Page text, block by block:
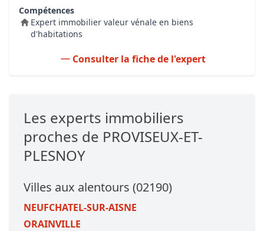
Compétences
Expert immobilier valeur vénale en biens
d'habitations
Consulter la fiche de l'expert
Les experts immobiliers
proches de PROVISEUX-ET-
PLESNOY
Villes aux alentours (02190)
NEUFCHATEL-SUR-AISNE
ORAINVILLE